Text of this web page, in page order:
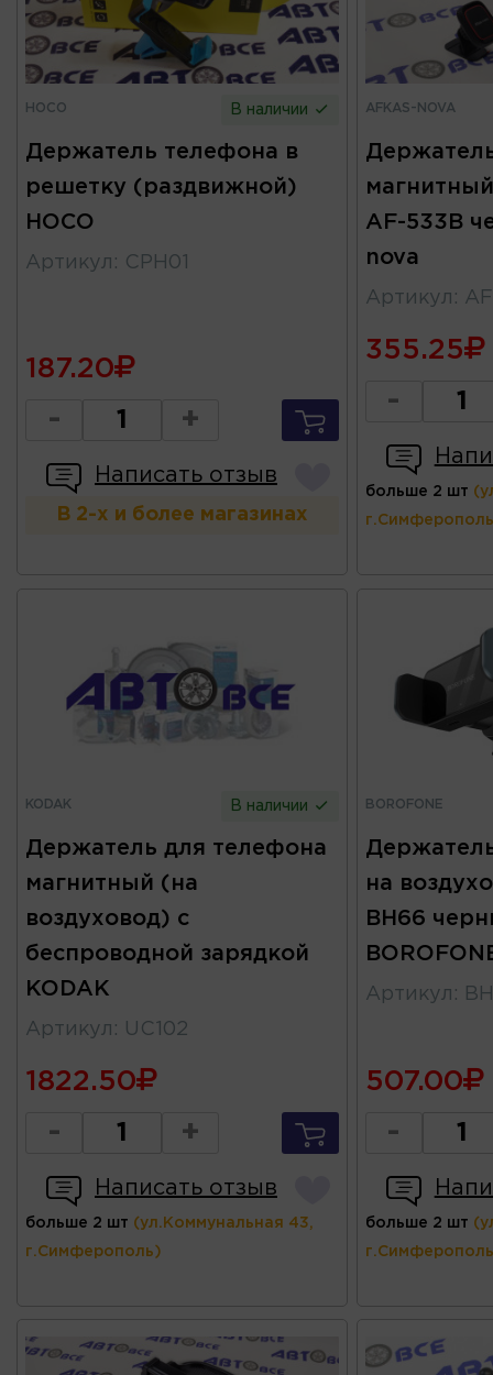
HOCO В наличии
Держатель телефона в
решетку (раздвижной)
HOCO
Артикул : CPH01
187.20
- +
Написать отзыв
В 2-х и более магазинах
AFKAS-NOVA
AF-533B
nova
Артикул :
355.25
-
больше 2 шт
KODAK В наличии
Держатель для телефона
магнитный (на
воздуховод) с
беспроводной зарядкой
KODAK
Артикул : UC102
1822.50
- +
Написать отзыв
больше 2 шт (ул.Коммунальная 43,
г.Симферополь)
BOROFONE
на
BH66
Артикул :
507.00
-
больше 2 шт